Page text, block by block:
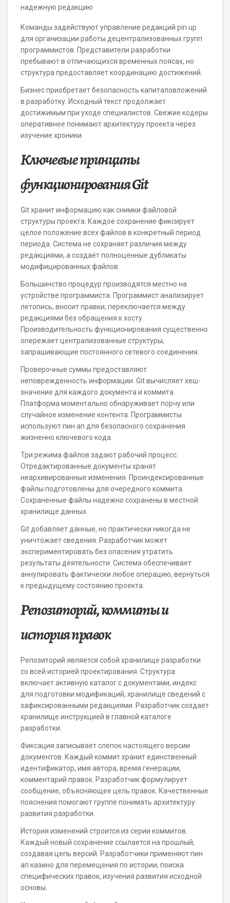
надежную редакцию
Команды задействуют управление редакций pin up
для организации работы децентрализованных групп
программистов. Представители разработки
пребывают в отличающихся временных поясах, но
структура предоставляет координацию достижений.
Бизнес приобретает безопасность капиталовложений
в разработку. Исходный текст продолжает
достижимым при уходе специалистов. Свежие кодеры
оперативнее понимают архитектуру проекта через
изучение хроники.
Ключевые принципы
функционирования Git
Git хранит информацию как снимки файловой
структуры проекта. Каждое сохранение фиксирует
целое положение всех файлов в конкретный период
периода. Система не сохраняет различия между
редакциями, а создаёт полноценные дубликаты
модифицированных файлов.
Большинство процедур производятся местно на
устройстве программиста. Программист анализирует
летопись, вносит правки, переключается между
редакциями без обращения к хосту.
Производительность функционирования существенно
опережает централизованные структуры,
запрашивающие постоянного сетевого соединения.
Проверочные суммы предоставляют
неповрежденность информации. Git вычисляет хеш-
значение для каждого документа и коммита.
Платформа моментально обнаруживает порчу или
случайное изменение контента. Программисты
используют пин ап для безопасного сохранения
жизненно ключевого кода.
Три режима файлов задают рабочий процесс.
Отредактированные документы хранят
неархивированные изменения. Проиндексированные
файлы подготовлены для очередного коммита.
Сохраненные файлы надежно сохранены в местной
хранилище данных.
Git добавляет данные, но практически никогда не
уничтожает сведения. Разработчик может
экспериментировать без опасения утратить
результаты деятельности. Система обеспечивает
аннулировать фактически любое операцию, вернуться
к предыдущему состоянию проекта.
Репозиторий, коммиты и
история правок
Репозиторий является собой хранилище разработки
со всей историей проектирования. Структура
включает активную каталог с документами, индекс
для подготовки модификаций, хранилище сведений с
зафиксированными редакциями. Разработчик создает
хранилище инструкцией в главной каталоге
разработки.
Фиксация записывает слепок настоящего версии
документов. Каждый коммит хранит единственный
идентификатор, имя автора, время генерации,
комментарий правок. Разработчик формулирует
сообщение, объясняющее цель правок. Качественные
пояснения помогают группе понимать архитектуру
развития разработки.
История изменений строится из серии коммитов.
Каждый новый сохранение ссылается на прошлый,
создавая цепь версий. Разработчики применяют пин
ап казино для перемещения по истории, поиска
специфических правок, изучения развития исходной
основы.